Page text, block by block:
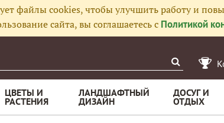
файлы cookies, чтобы улучшить работу и
сайта, вы соглашаетесь с Политикой
ЦВЕТЫ И
РАСТЕНИЯ
ЛАНДШАФТНЫЙ
ДИЗАЙН
ДОСУГ И
ОТДЫХ